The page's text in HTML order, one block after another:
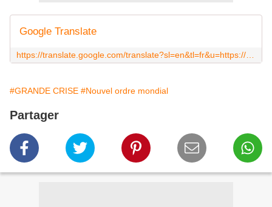
Google Translate
#GRANDE CRISE #Nouvel ordre mondial
Partager